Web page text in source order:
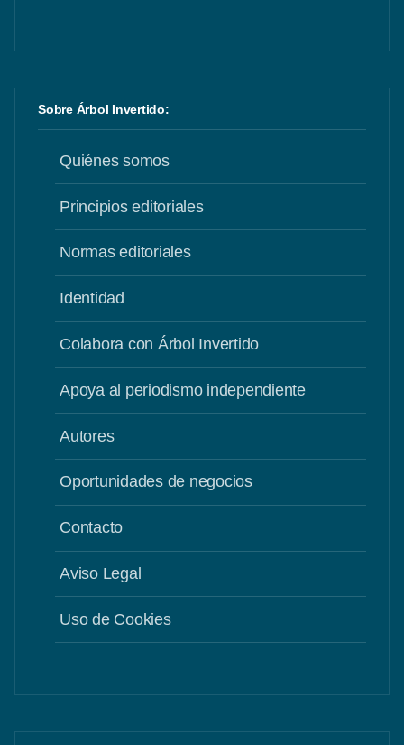
Sobre Árbol Invertido:
Quiénes somos
Principios editoriales
Normas editoriales
Identidad
Colabora con Árbol Invertido
Apoya al periodismo independiente
Autores
Oportunidades de negocios
Contacto
Aviso Legal
Uso de Cookies